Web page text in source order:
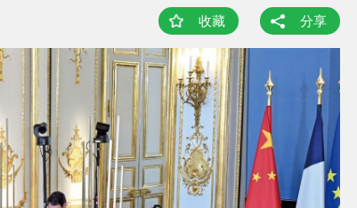
收藏 分享